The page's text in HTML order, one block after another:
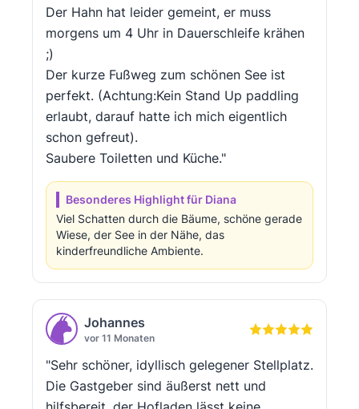
Der Hahn hat leider gemeint, er muss
morgens um 4 Uhr in Dauerschleife krähen
;)
Der kurze Fußweg zum schönen See ist
perfekt. (Achtung:Kein Stand Up paddling
erlaubt, darauf hatte ich mich eigentlich
schon gefreut).
Saubere Toiletten und Küche."
Besonderes Highlight für Diana
Viel Schatten durch die Bäume, schöne gerade
Wiese, der See in der Nähe, das
kinderfreundliche Ambiente.
Johannes
vor 11 Monaten
"Sehr schöner, idyllisch gelegener Stellplatz.
Die Gastgeber sind äußerst nett und